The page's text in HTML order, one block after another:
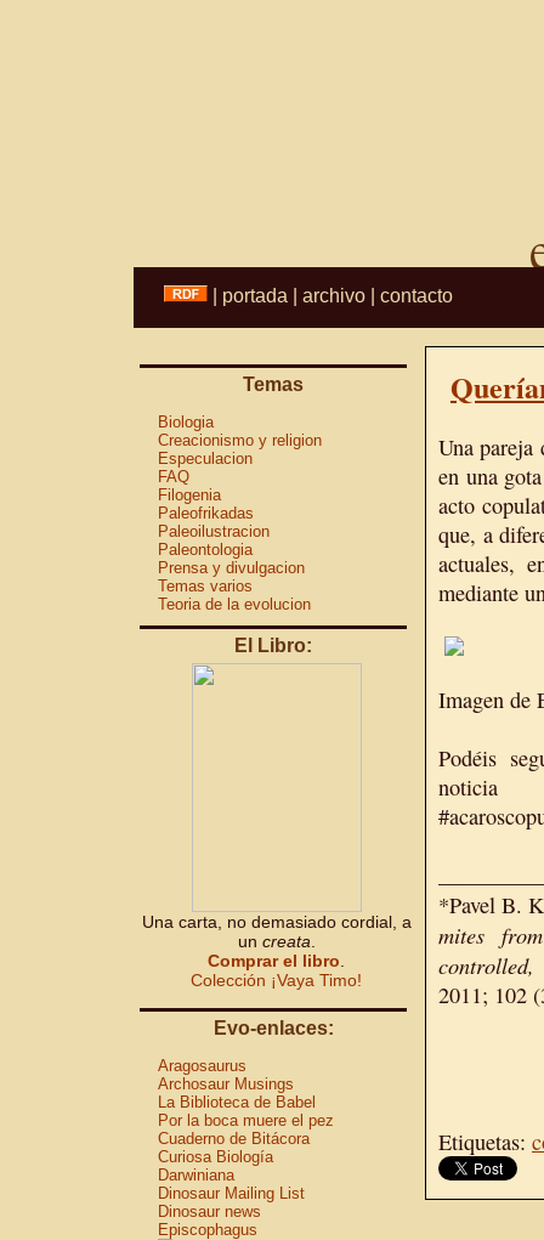
portada archivo contacto
Temas
Biologia
Creacionismo y religion
Especulacion
FAQ
Filogenia
Paleofrikadas
Paleoilustracion
Paleontologia
Prensa y divulgacion
Temas varios
Teoria de la evolucion
El Libro:
Una carta, no demasiado cordial, a
un creata
Comprar el libro
Colección ¡Vaya Timo!
Evo-enlaces:
Aragosaurus
Archosaur Musings
La Biblioteca de Babel
Por la boca muere el pez
Cuaderno de Bitácora
Curiosa Biología
Darwiniana
Dinosaur Mailing List
Dinosaur news
Episcophagus
Una pareja
en una
acto
que, a
actuales,
mediante
Imagen de
Podéis
*Pavel B.
mites
2011; 102
Etiquetas: